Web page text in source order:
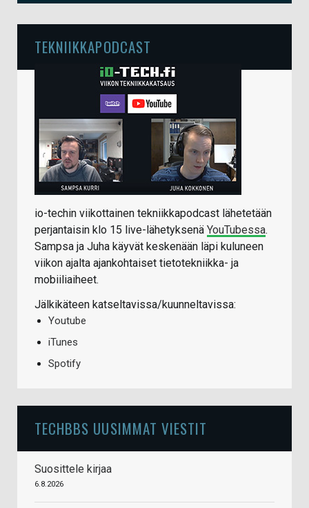
TEKNIIKKAPODCAST
io-techin viikottainen tekniikkapodcast lähetetään
perjantaisin klo 15 live-lähetyksenä YouTubessa.
Sampsa ja Juha käyvät keskenään läpi kuluneen
viikon ajalta ajankohtaiset tietotekniikka- ja
mobiiliaiheet.
Jälkikäteen katseltavissa/kuunneltavissa:
Youtube
iTunes
Spotify
TECHBBS UUSIMMAT VIESTIT
Suosittele kirjaa
6.8.2026